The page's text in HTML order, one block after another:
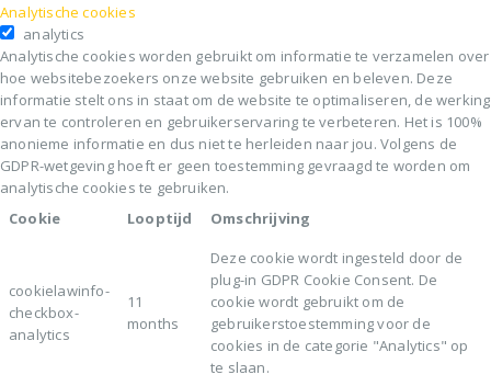
Analytische cookies
analytics
Analytische cookies worden gebruikt om informatie te verzamelen over
hoe websitebezoekers onze website gebruiken en beleven. Deze
informatie stelt ons in staat om de website te optimaliseren, de werking
ervan te controleren en gebruikerservaring te verbeteren. Het is 100%
anonieme informatie en dus niet te herleiden naar jou. Volgens de
GDPR-wetgeving hoeft er geen toestemming gevraagd te worden om
analytische cookies te gebruiken.
Cookie
Looptijd Omschrijving
cookielawinfo-
checkbox-
analytics
11
months
Deze cookie wordt ingesteld door de
plug-in GDPR Cookie Consent. De
cookie wordt gebruikt om de
gebruikerstoestemming voor de
cookies in de categorie "Analytics" op
te slaan.